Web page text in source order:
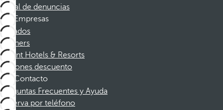
Canal de denuncias
Empresas
Afiliados
Partners
Dorint Hotels & Resorts
Cupones descuento
Contacto
Preguntas Frecuentes y Ayuda
Reserva por teléfono